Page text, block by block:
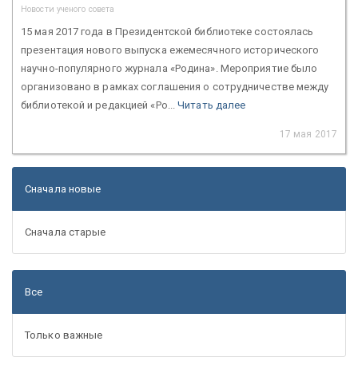
Новости ученого совета
15 мая 2017 года в Президентской библиотеке состоялась
презентация нового выпуска ежемесячного исторического
научно-популярного журнала «Родина». Мероприятие было
организовано в рамках соглашения о сотрудничестве между
библиотекой и редакцией «Ро...Читать далее
17 мая 2017
Сначала новые
Сначала старые
Все
Только важные